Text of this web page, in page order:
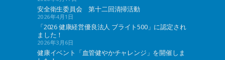
安全衛生委員会 第十二回清掃活動
2026年4月1日
「2026 健康経営優良法人 ブライト500」に認定され
ました！
2026年3月6日
健康イベント「血管健やかチャレンジ」を開催しま